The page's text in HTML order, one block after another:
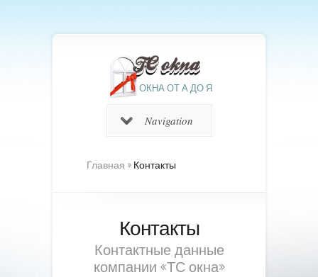
ОКНА ОТ А ДО Я
Navigation
Главная » Контакты
Контакты
Контактные данные
компании «ТС окна»